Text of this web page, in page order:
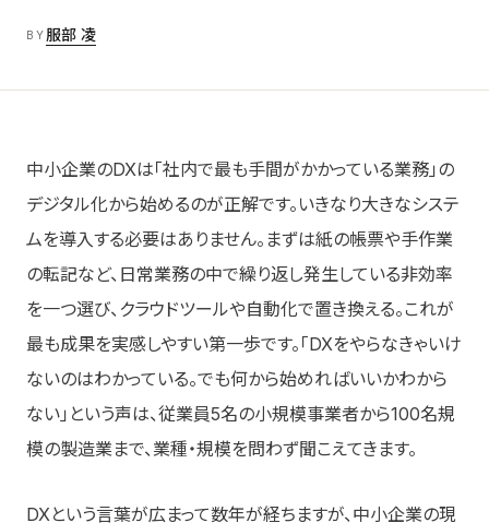
BY 服部 凌
中小企業のDXは「社内で最も手間がかかっている業務」の
デジタル化から始めるのが正解です。いきなり大きなシステ
ムを導入する必要はありません。まずは紙の帳票や手作業
の転記など、日常業務の中で繰り返し発生している非効率
を一つ選び、クラウドツールや自動化で置き換える。これが
最も成果を実感しやすい第一歩です。「DXをやらなきゃいけ
ないのはわかっている。でも何から始めればいいかわから
ない」という声は、従業員5名の小規模事業者から100名規
模の製造業まで、業種・規模を問わず聞こえてきます。
DXという言葉が広まって数年が経ちますが、中小企業の現